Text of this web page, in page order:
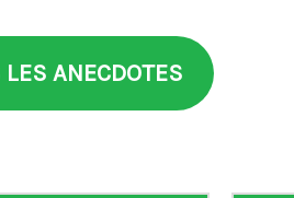
ANECDOTES